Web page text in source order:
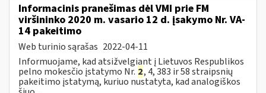
Informacinis pranešimas dėl VMI prie FM
viršininko 2020 m. vasario 12 d. įsakymo Nr. VA-
14 pakeitimo
Web turinio sąrašas 2022-04-11
Informuojame, kad atsižvelgiant į Lietuvos Respublikos
pelno mokesčio įstatymo Nr. 2, 4, 383 ir 58 straipsnių
pakeitimo įstatymą, kuriuo nustatyta, kad analogiškos